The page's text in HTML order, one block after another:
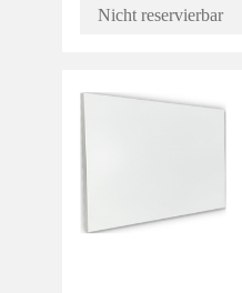
Nicht reservierbar